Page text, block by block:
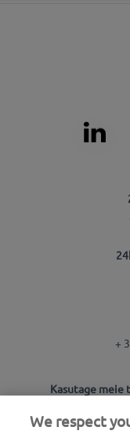
+
Kasutage meie
We respect